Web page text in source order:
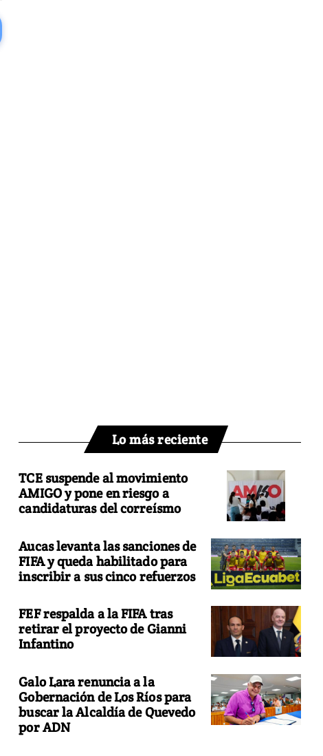
Lo más reciente
TCE suspende al movimiento
AMIGO y pone en riesgo a
candidaturas del correísmo
Aucas levanta las sanciones de
FIFA y queda habilitado para
inscribir a sus cinco refuerzos
FEF respalda a la FIFA tras
retirar el proyecto de Gianni
Infantino
Galo Lara renuncia a la
Gobernación de Los Ríos para
buscar la Alcaldía de Quevedo
por ADN